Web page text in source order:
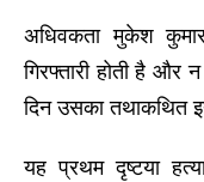
अधिवकता मुकेश
गिरफ्तारी होती है
दिन उसका तथाकथित
यह प्रथम दृष्टया